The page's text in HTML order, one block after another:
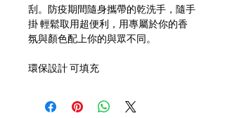
刮。防疫期間隨身攜帶的乾洗手，隨手
掛 輕鬆取用超便利，用專屬於你的香
氛與顏色配上你的與眾不同。
環保設計 可填充